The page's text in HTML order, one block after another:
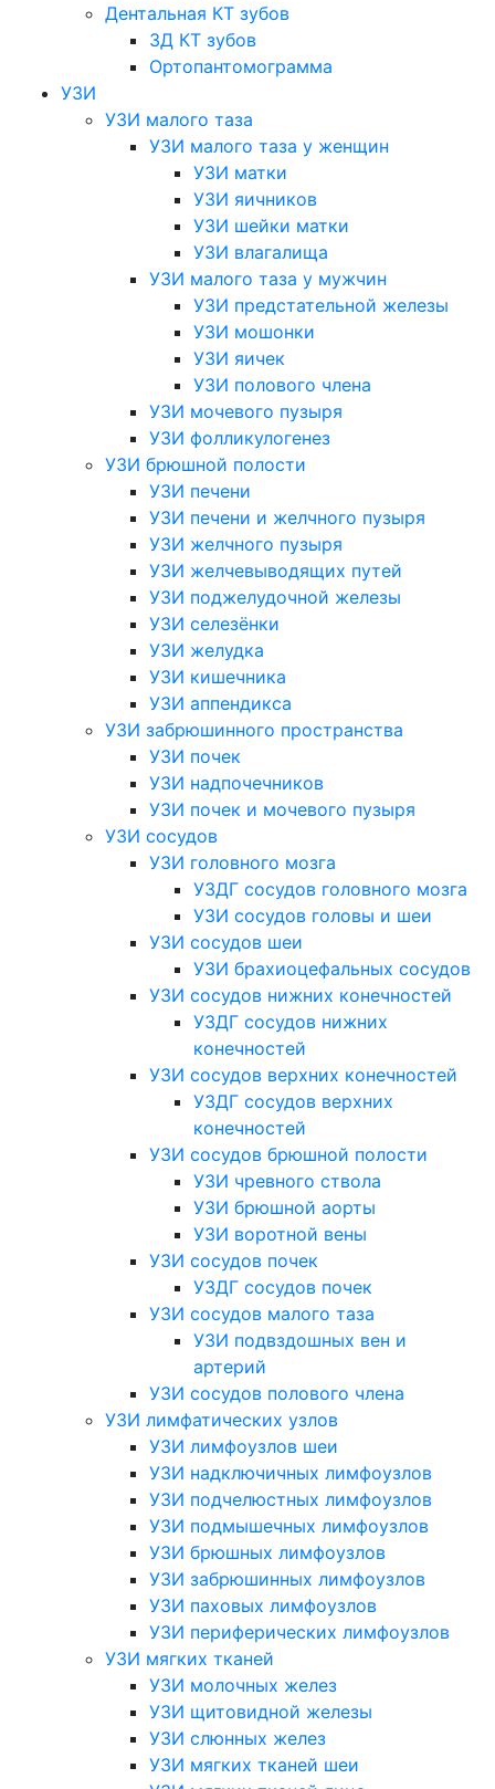
Дентальная КТ зубов
3Д КТ зубов
Ортопантомограмма
УЗИ
УЗИ малого таза
УЗИ малого таза у женщин
УЗИ матки
УЗИ яичников
УЗИ шейки матки
УЗИ влагалища
УЗИ малого таза у мужчин
УЗИ предстательной железы
УЗИ мошонки
УЗИ яичек
УЗИ полового члена
УЗИ мочевого пузыря
УЗИ фолликулогенез
УЗИ брюшной полости
УЗИ печени
УЗИ печени и желчного пузыря
УЗИ желчного пузыря
УЗИ желчевыводящих путей
УЗИ поджелудочной железы
УЗИ селезёнки
УЗИ желудка
УЗИ кишечника
УЗИ аппендикса
УЗИ забрюшинного пространства
УЗИ почек
УЗИ надпочечников
УЗИ почек и мочевого пузыря
УЗИ сосудов
УЗИ головного мозга
УЗДГ сосудов головного мозга
УЗИ сосудов головы и шеи
УЗИ сосудов шеи
УЗИ брахиоцефальных сосудов
УЗИ сосудов нижних конечностей
УЗДГ сосудов нижних
конечностей
УЗИ сосудов верхних конечностей
УЗДГ сосудов верхних
конечностей
УЗИ сосудов брюшной полости
УЗИ чревного ствола
УЗИ брюшной аорты
УЗИ воротной вены
УЗИ сосудов почек
УЗДГ сосудов почек
УЗИ сосудов малого таза
УЗИ подвздошных вен и
артерий
УЗИ сосудов полового члена
УЗИ лимфатических узлов
УЗИ лимфоузлов шеи
УЗИ надключичных лимфоузлов
УЗИ подчелюстных лимфоузлов
УЗИ подмышечных лимфоузлов
УЗИ брюшных лимфоузлов
УЗИ забрюшинных лимфоузлов
УЗИ паховых лимфоузлов
УЗИ периферических лимфоузлов
УЗИ мягких тканей
УЗИ молочных желез
УЗИ щитовидной железы
УЗИ слюнных желез
УЗИ мягких тканей шеи